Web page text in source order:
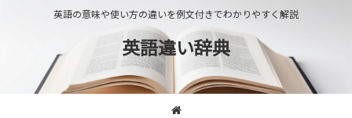
英語の意味や使い方の違いを例文付きでわかりやすく解説
英語違い辞典